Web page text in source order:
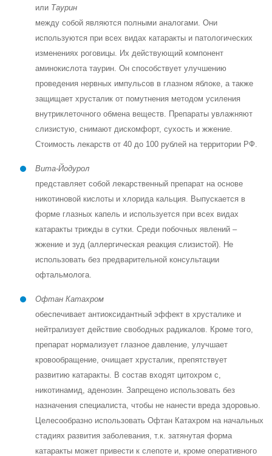
или Таурин
между собой являются полными аналогами. Они
используются при всех видах катаракты и патологических
изменениях роговицы. Их действующий компонент
аминокислота таурин. Он способствует улучшению
проведения нервных импульсов в глазном яблоке, а также
защищает хрусталик от помутнения методом усиления
внутриклеточного обмена веществ. Препараты увлажняют
слизистую, снимают дискомфорт, сухость и жжение.
Стоимость лекарств от 40 до 100 рублей на территории РФ.
Вита-Йодурол
представляет собой лекарственный препарат на основе
никотиновой кислоты и хлорида кальция. Выпускается в
форме глазных капель и используется при всех видах
катаракты трижды в сутки. Среди побочных явлений –
жжение и зуд (аллергическая реакция слизистой). Не
использовать без предварительной консультации
офтальмолога.
Офтан Катахром
обеспечивает антиоксидантный эффект в хрусталике и
нейтрализует действие свободных радикалов. Кроме того,
препарат нормализует глазное давление, улучшает
кровообращение, очищает хрусталик, препятствует
развитию катаракты. В состав входят цитохром с,
никотинамид, аденозин. Запрещено использовать без
назначения специалиста, чтобы не нанести вреда здоровью.
Целесообразно использовать Офтан Катахром на начальных
стадиях развития заболевания, т.к. затянутая форма
катаракты может привести к слепоте и, кроме оперативного